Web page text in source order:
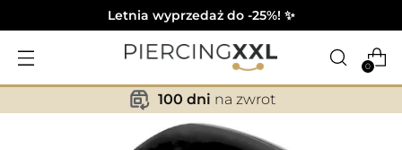
Letnia wyprzedaż do -25%! ✨
0
✕
100 dni na zwrot